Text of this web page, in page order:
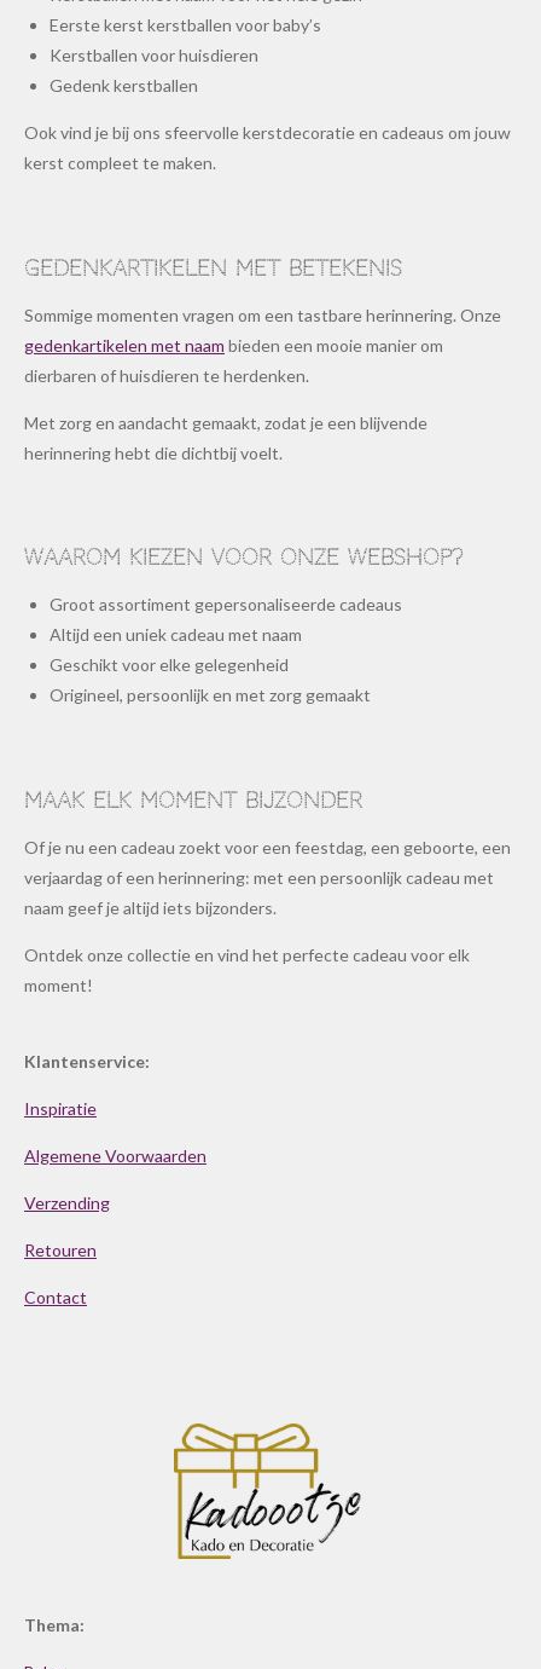
Eerste kerst kerstballen voor baby’s
Kerstballen voor huisdieren
Gedenk kerstballen
Ook vind je bij ons sfeervolle kerstdecoratie en cadeaus om jouw
kerst compleet te maken.
Gedenkartikelen met betekenis
Sommige momenten vragen om een tastbare herinnering. Onze
gedenkartikelen met naam bieden een mooie manier om
dierbaren of huisdieren te herdenken.
Met zorg en aandacht gemaakt, zodat je een blijvende
herinnering hebt die dichtbij voelt.
Waarom kiezen voor onze webshop?
Groot assortiment gepersonaliseerde cadeaus
Altijd een uniek cadeau met naam
Geschikt voor elke gelegenheid
Origineel, persoonlijk en met zorg gemaakt
Maak elk moment bijzonder
Of je nu een cadeau zoekt voor een feestdag, een geboorte, een
verjaardag of een herinnering: met een persoonlijk cadeau met
naam geef je altijd iets bijzonders.
Ontdek onze collectie en vind het perfecte cadeau voor elk
moment!
Klantenservice:
Inspiratie
Algemene Voorwaarden
Verzending
Retouren
Contact
Thema: